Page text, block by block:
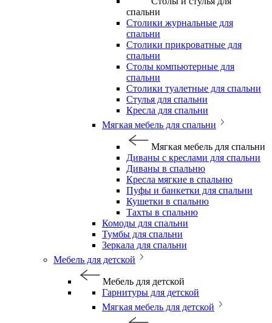
спальни
Столики журнальные для
спальни
Столики прикроватные для
спальни
Столы компьютерные для
спальни
Столики туалетные для спальни
Стулья для спальни
Кресла для спальни
Мягкая мебель для спальни
Мягкая мебель для спальни
Диваны с креслами для спальни
Диваны в спальню
Кресла мягкие в спальню
Пуфы и банкетки для спальни
Кушетки в спальню
Тахты в спальню
Комоды для спальни
Тумбы для спальни
Зеркала для спальни
Мебель для детской
Мебель для детской
Гарнитуры для детской
Мягкая мебель для детской